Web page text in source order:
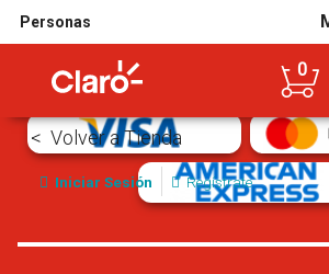
Personas
0
Volver a Tienda
Iniciar Sesión Regístrate
Tarjetas de crédito/débito